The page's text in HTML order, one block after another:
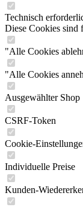
Technisch
Diese Cookies sind
"Alle Cookies
"Alle Cookies
Ausgewählter Shop
CSRF-Token
Cookie-
Individuelle Preise
Kunden-